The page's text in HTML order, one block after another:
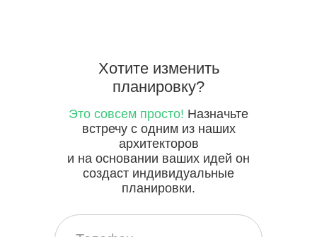
Хотите изменить
планировку?
Это совсем просто! Назначьте
встречу с одним из наших
архитекторов
и на основании ваших идей он
создаст индивидуальные
планировки.